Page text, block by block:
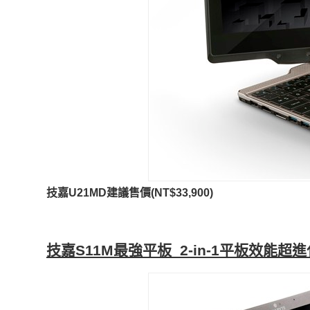
技嘉U21MD建議售價(NT$33,900)
技嘉S11M最強平板 2-in-1平板效能超進